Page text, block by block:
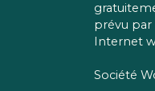
prévu par
Internet
Société